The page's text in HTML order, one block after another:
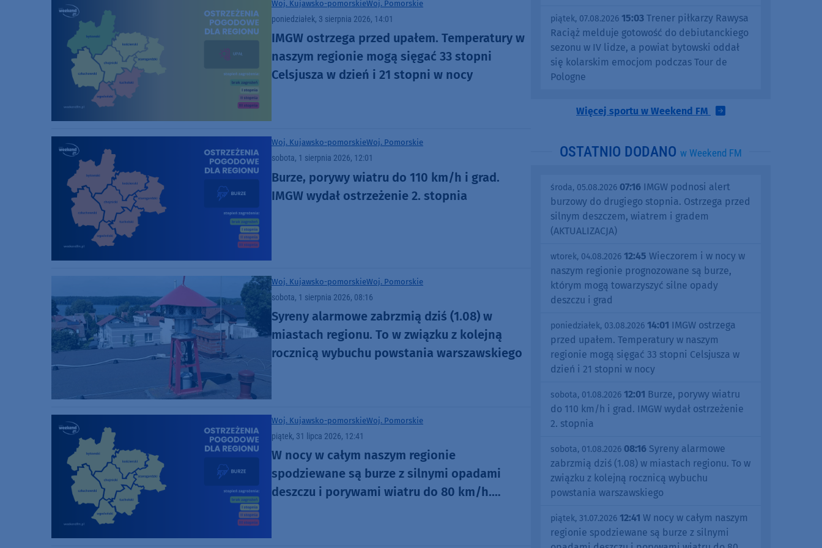
Woj. Kujawsko-pomorskieWoj. Pomorskie
poniedziałek, 3 sierpnia 2026, 14:01
IMGW ostrzega przed upałem. Temperatury w
naszym regionie mogą sięgać 33 stopni
Celsjusza w dzień i 21 stopni w nocy
Woj. Kujawsko-pomorskieWoj. Pomorskie
sobota, 1 sierpnia 2026, 12:01
Burze, porywy wiatru do 110 km/h i grad.
IMGW wydał ostrzeżenie 2. stopnia
Woj. Kujawsko-pomorskieWoj. Pomorskie
sobota, 1 sierpnia 2026, 08:16
Syreny alarmowe zabrzmią dziś (1.08) w
miastach regionu. To w związku z kolejną
rocznicą wybuchu powstania warszawskiego
Woj. Kujawsko-pomorskieWoj. Pomorskie
piątek, 31 lipca 2026, 12:41
W nocy w całym naszym regionie
spodziewane są burze z silnymi opadami
deszczu i porywami wiatru do 80 km/h.
piątek, 07.08.2026 15:03 Trener piłkarzy Rawysa
Raciąż melduje gotowość do debiutanckiego
sezonu w IV lidze, a powiat bytowski oddał
się kolarskim emocjom podczas Tour de
Pologne
Więcej sportu w Weekend FM
OSTATNIO DODANO w Weekend FM
środa, 05.08.2026 07:16 IMGW podnosi alert
burzowy do drugiego stopnia. Ostrzega przed
silnym deszczem, wiatrem i gradem
(AKTUALIZACJA)
wtorek, 04.08.2026 12:45 Wieczorem i w nocy w
naszym regionie prognozowane są burze,
którym mogą towarzyszyć silne opady
deszczu i grad
poniedziałek, 03.08.2026 14:01 IMGW ostrzega
przed upałem. Temperatury w naszym
regionie mogą sięgać 33 stopni Celsjusza w
dzień i 21 stopni w nocy
sobota, 01.08.2026 12:01 Burze, porywy wiatru
do 110 km/h i grad. IMGW wydał ostrzeżenie
2. stopnia
sobota, 01.08.2026 08:16 Syreny alarmowe
zabrzmią dziś (1.08) w miastach regionu. To w
związku z kolejną rocznicą wybuchu
powstania warszawskiego
piątek, 31.07.2026 12:41 W nocy w całym naszym
regionie spodziewane są burze z silnymi